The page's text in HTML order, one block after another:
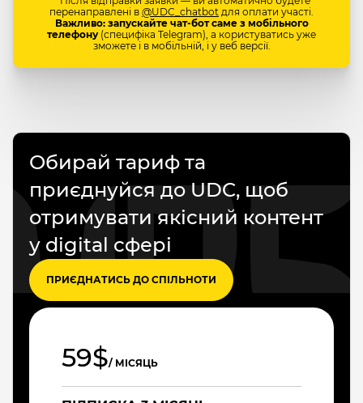
перенаправлені в @UDC_chatbot для оплати участі.
Важливо: запускайте чат-бот саме з мобільного
телефону(специфіка Telegram), а користуватись уже
зможете і в мобільній, і у веб версії.
Обирай тариф та
приєднуйся до UDC, щоб
отримувати якісний контент
у digital сфері
ПРИЄДНАТИСЬ ДО СПІЛЬНОТИ
59$/ МІСЯЦЬ